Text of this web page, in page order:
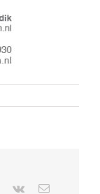
Pinterest
Vk
E-